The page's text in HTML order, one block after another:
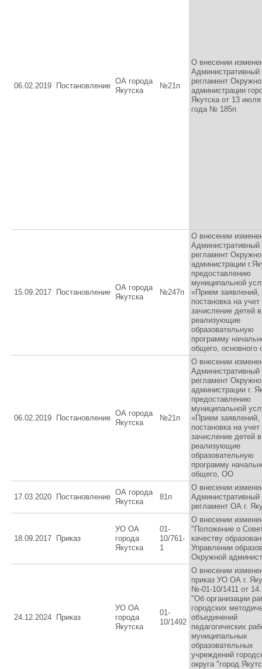
06.02.2019 Постановление
ОА города
Якутска
№21п
О внесении
Административный
регламент
администрации
Якутска от 13
года № 185п
15.09.2017 Постановление
ОА города
Якутска
№247п
О внесении
Административный
регламент
администрации
предоставлению
муниципальной
«Прием заявлений,
постановка на учет
зачисление детей
реализующие
образовательную
программу
общего, основного
06.02.2019 Постановление
ОА города
Якутска
№21п
О внесении
Административный
регламент
администрации г.
предоставлению
муниципальной
«Прием заявлений,
постановка на учет
зачисление детей
реализующие
образовательную
программу
общего, ОО
17.03.2020 Постановление
ОА города
Якутска
81п
О внесении
Административный
регламент ОА г.
18.09.2017 Приказ
УО ОА
города
Якутска
01-
10/761-
1
О внесении
"Положение о
качеству
Управлении
Окружной
24.12.2024 Приказ
УО ОА
города
Якутска
01-
10/1492
О внесении
приказ УО ОА г.
№-01-10/1411 от
"Об организации
городских
объединений
педагогических
муниципальных
образовательных
учреждений
округа "город